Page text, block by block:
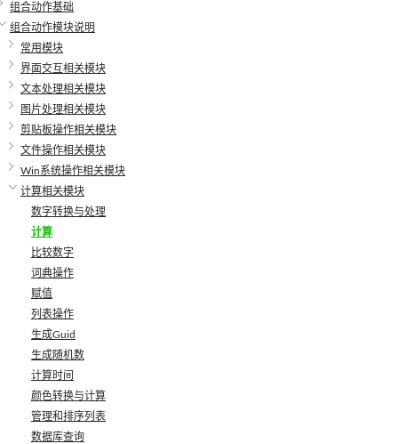
组合动作基础
组合动作模块说明
常用模块
界面交互相关模块
文本处理相关模块
图片处理相关模块
剪贴板操作相关模块
文件操作相关模块
Win系统操作相关模块
计算相关模块
数字转换与处理
计算
比较数字
词典操作
赋值
列表操作
生成Guid
生成随机数
计算时间
颜色转换与计算
管理和排序列表
数据库查询